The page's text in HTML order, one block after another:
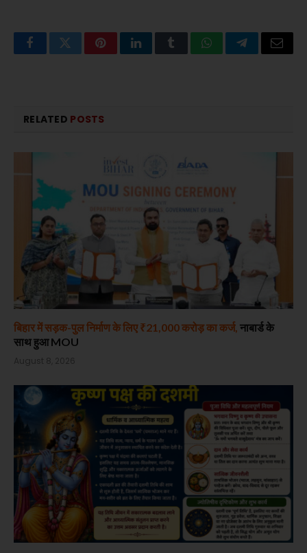
FacebookTwitterPinterestLinkedInTumblrWhatsAppTelegramEmail
RELATED POSTS
बिहार में सड़क-पुल निर्माण के लिए ₹21,000 करोड़ का कर्ज, नाबार्ड के
साथ हुआ MOU
August 8, 2026